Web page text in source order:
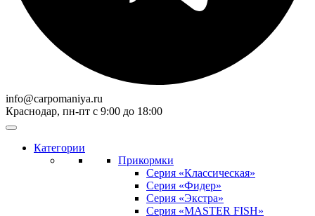
info@carpomaniya.ru
Краснодар, пн-пт с 9:00 до 18:00
Категории
Прикормки
Серия «Классическая»
Серия «Фидер»
Серия «Экстра»
Серия «MASTER FISH»